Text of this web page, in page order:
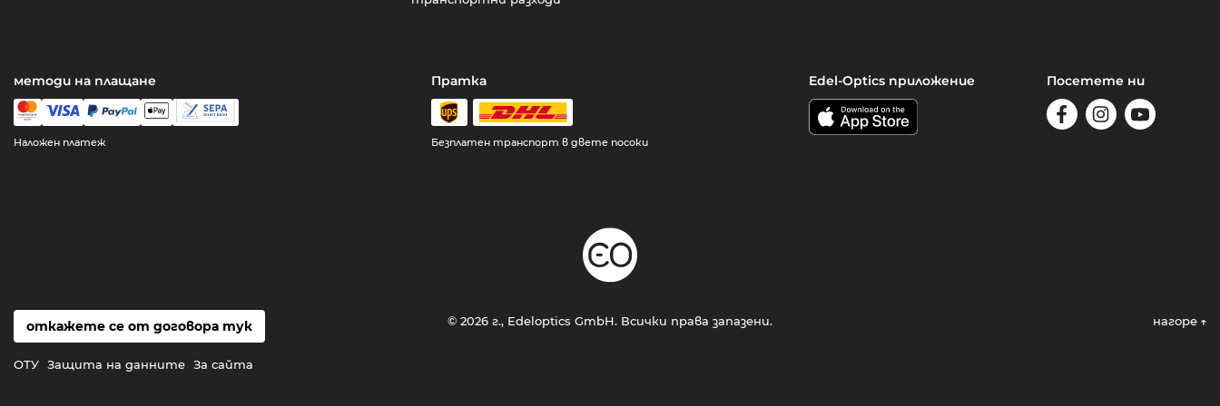
методи на плащане
Наложен платеж
Пратка
Безплатен транспорт в двете посоки
Edel-Optics приложение Посетете ни
откажете се от договора тук
ОТУ Защита на данните За сайта
© 2026 г., Edeloptics GmbH. Всички права запазени. нагоре